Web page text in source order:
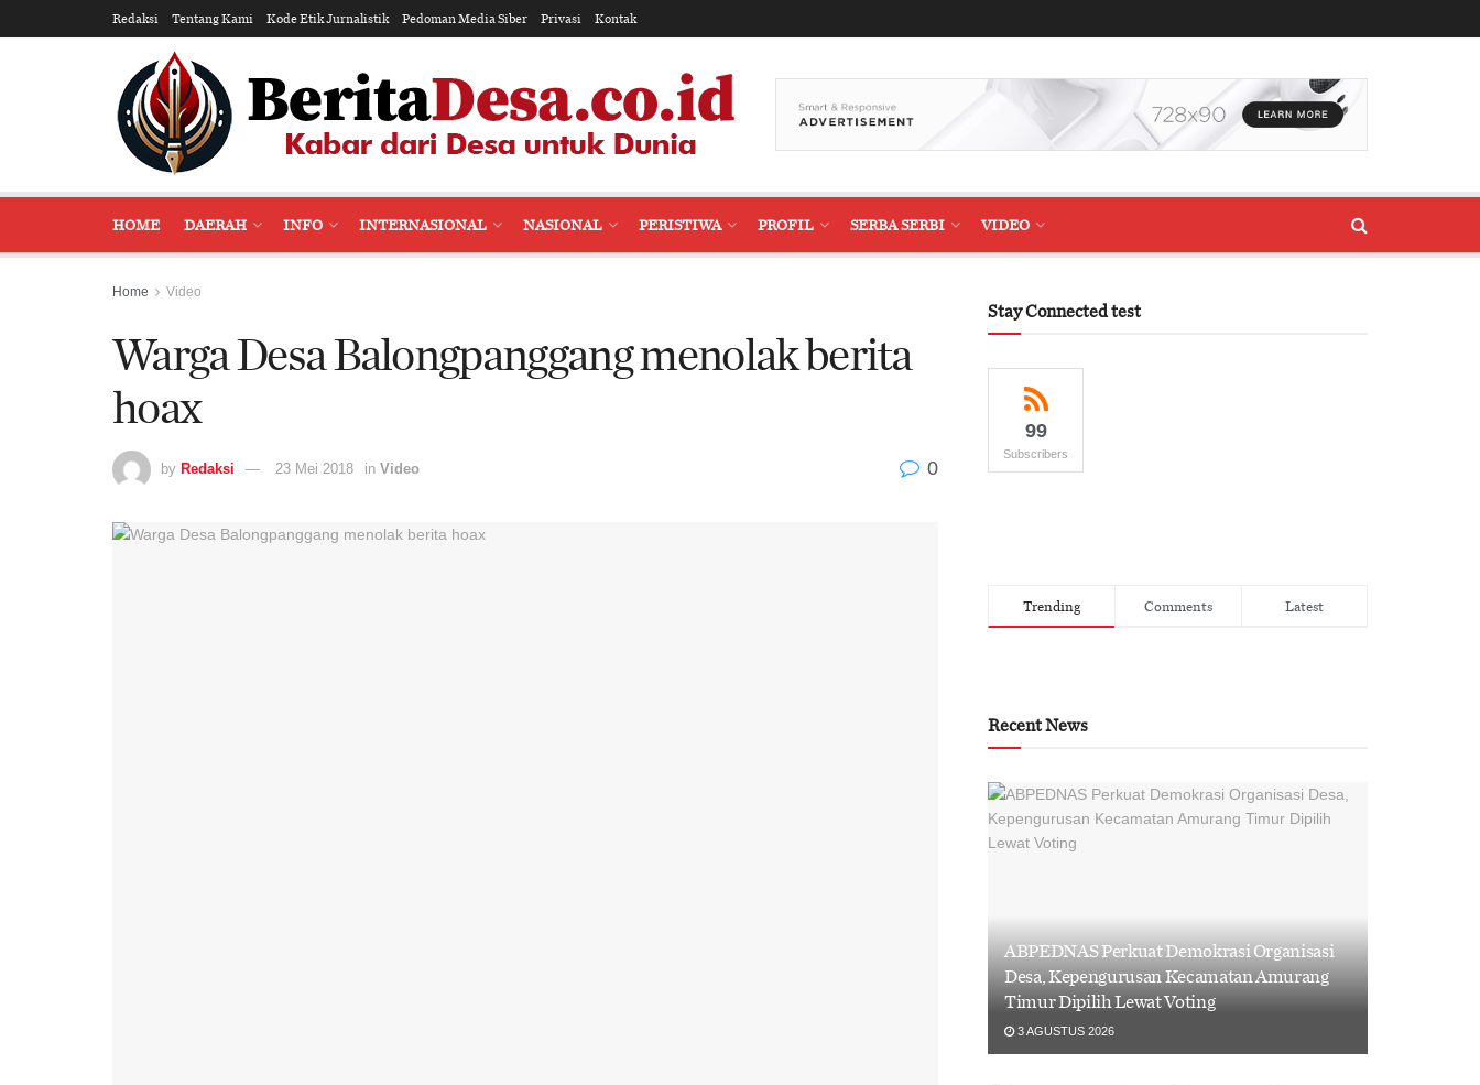
Redaksi Tentang Kami Kode Etik Jurnalistik Pedoman Media Siber Privasi Kontak
HOME DAERAH INFO INTERNASIONAL NASIONAL PERISTIWA PROFIL SERBA SERBI VIDEO
Home Video
Warga Desa Balongpanggang menolak berita
hoax
by Redaksi 23 Mei 2018 in Video 0
Stay Connected test
99
Subscribers
Trending Comments Latest
Recent News
ABPEDNAS Perkuat Demokrasi Organisasi
Desa, Kepengurusan Kecamatan Amurang
Timur Dipilih Lewat Voting
3 AGUSTUS 2026